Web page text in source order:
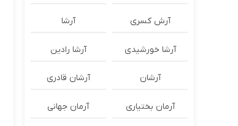
آرش کسری آرشا
آرشا خورشیدی آرشا رادین
آرشان آرشان قادری
آرمان بختیاری آرمان جهانی